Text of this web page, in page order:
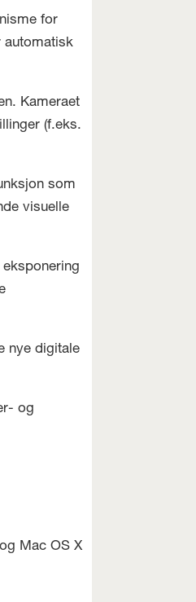
for
automatisk
Kameraet
(f.eks.
som
visuelle
nye digitale
og
Mac OS X